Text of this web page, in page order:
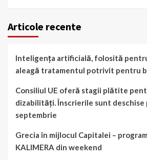
Articole recente
Inteligența artificială, folosită
aleagă tratamentul potrivit pentru
Consiliul UE oferă stagii plătite
dizabilități. Înscrierile sunt deschise
septembrie
Grecia în mijlocul Capitalei –
KALIMERA din weekend